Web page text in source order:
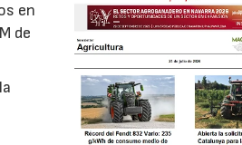
en
de